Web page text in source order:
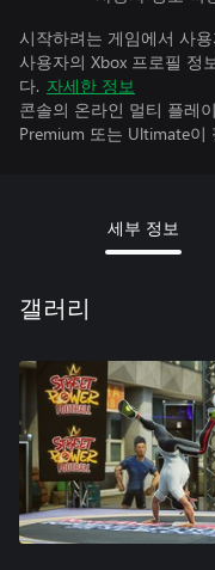
시작하려는 게임에서 사
사용자의 Xbox 프로필 정
다. 자세한 정보
콘솔의 온라인 멀티 플레
Premium 또는 Ultimate이
세부 정보
갤러리